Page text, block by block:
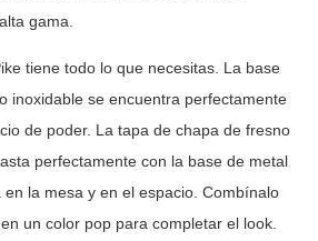
gama.
tiene todo lo que necesitas. La base
inoxidable se encuentra perfectamente
de poder. La tapa de chapa de fresno
perfectamente con la base de metal
la mesa y en el espacio. Combínalo
un color pop para completar el look.